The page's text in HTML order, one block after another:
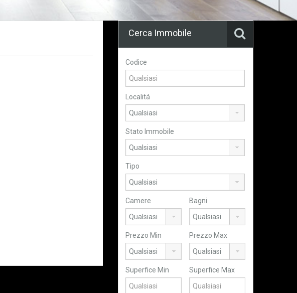
Cerca Immobile
Codice
Localitá
Stato Immobile
Tipo
Camere Bagni
Prezzo Min Prezzo Max
Superfice Min Superfice Max